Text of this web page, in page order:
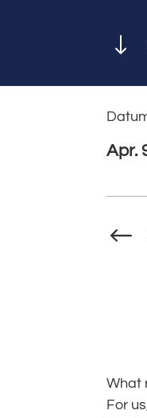
"
Apr.
#
What
For